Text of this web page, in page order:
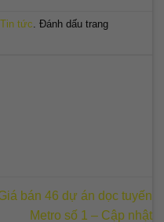
Tin tức. Đánh dấu trang
bán 46 dự án dọc tuyến
Metro số 1 – Cập nhật